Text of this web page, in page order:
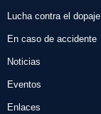
Lucha contra el dopaje
En caso de accidente
Noticias
Eventos
Enlaces